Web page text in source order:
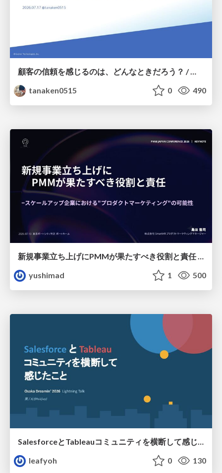
顧客の信頼を感じるのは、どんなときだろう？ / When do you feel a customer's trust?
tanaken0515
0 490
新規事業立ち上げにPMMが果たすべき役割と責任 −スケールアップ企業における"プロダクトマーケティング"の可能性
yushimad
1 500
leafyoh
0 130